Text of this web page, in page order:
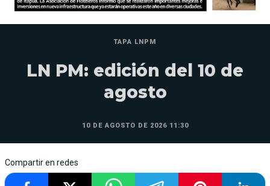
TAPA LNPM
LN PM: edición del 10 de
agosto
10 DE AGOSTO DE 2026 11:30
Compartir en redes